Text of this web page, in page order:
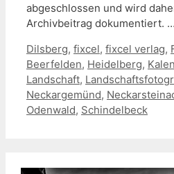
abgeschlossen und wird
Archivbeitrag dokumentiert. …
Schlagwörter
Dilsberg, fixcel, fixcel verlag,
Beerfelden, Heidelberg,
Landschaft,
Neckargemünd,
Odenwald, Schindelbeck